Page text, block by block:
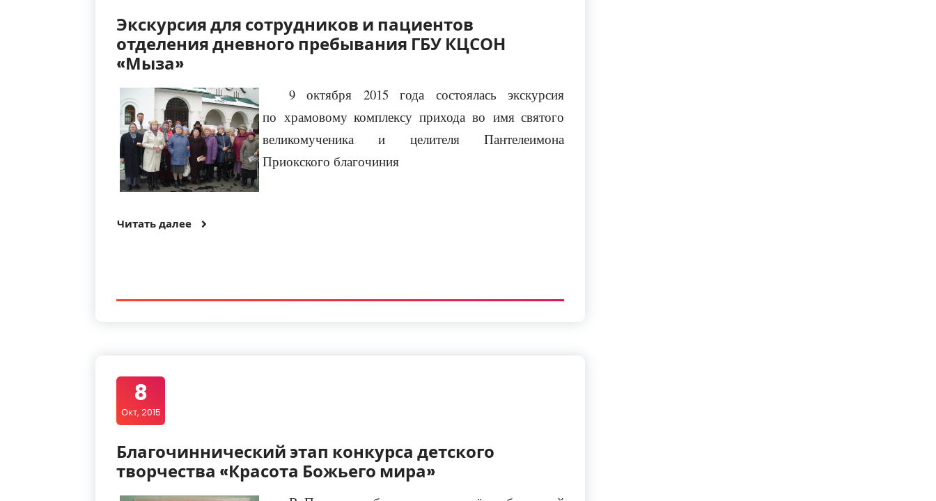
Экскурсия для сотрудников и пациентов
отделения дневного пребывания ГБУ КЦСОН
«Мыза»
9 октября 2015 года состоялась экскурсия
по храмовому комплексу прихода во имя святого
великомученика и целителя Пантелеимона
Приокского благочиния
Читать далее
8
Окт, 2015
Благочиннический этап конкурса детского
творчества «Красота Божьего мира»